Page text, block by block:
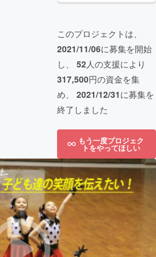
このプロジェクトは、
2021/11/06に募集を開始
し、 52人の支援により
317,500円の資金を集
め、 2021/12/31に募集を
終了しました
もう一度プロジェク
トをやってほしい